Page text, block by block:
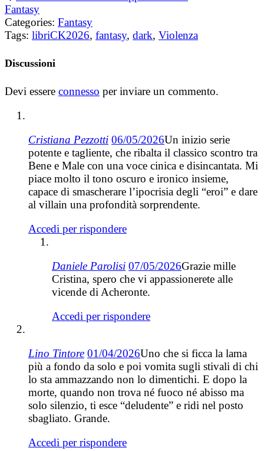
Fantasy
Categories: Fantasy
Tags: libriCK2026, fantasy, dark, Violenza
Discussioni
Devi essere connesso per inviare un commento.
Cristiana Pezzotti 06/05/2026Un inizio serie
potente e tagliente, che ribalta il classico scontro tra
Bene e Male con una voce cinica e disincantata. Mi
piace molto il tono oscuro e ironico insieme,
capace di smascherare l’ipocrisia degli “eroi” e dare
al villain una profondità sorprendente.
Accedi per rispondere
Daniele Parolisi 07/05/2026Grazie mille
Cristina, spero che vi appassionerete alle
vicende di Acheronte.
Accedi per rispondere
Lino Tintore 01/04/2026Uno che si ficca la lama
più a fondo da solo e poi vomita sugli stivali di chi
lo sta ammazzando non lo dimentichi. E dopo la
morte, quando non trova né fuoco né abisso ma
solo silenzio, ti esce “deludente” e ridi nel posto
sbagliato. Grande.
Accedi per rispondere